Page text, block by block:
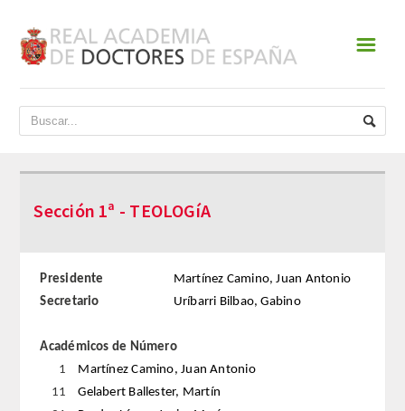
ACADEMIA
DATOS HISTÓRICOS
HISTORIA
JUNTA DE GOBIERNO
NORMATIVA
ESTATUTOS
☰
Sección 1ª - TEOLOGíA
Presidente
Martínez Camino, Juan Antonio
Secretario
Uríbarri Bilbao, Gabino
Académicos de Número
1 Martínez Camino, Juan Antonio
11 Gelabert Ballester, Martín